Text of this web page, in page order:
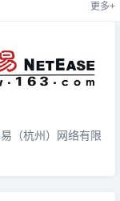
更多+
（杭州）网络有限